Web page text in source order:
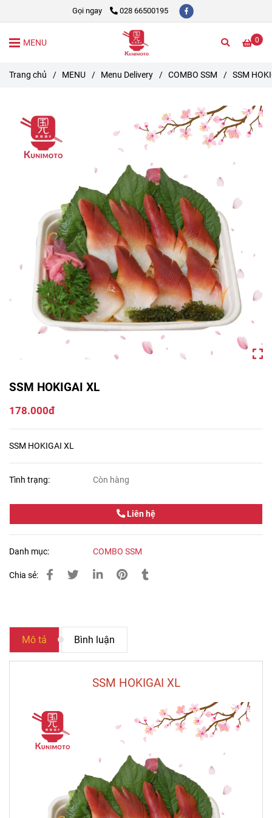
Gọi ngay 028 66500195
0
MENU
Trang chủ / MENU / Menu Delivery / COMBO SSM / SSM
SSM HOKIGAI XL
178.000đ
SSM HOKIGAI XL
Tình trạng: Còn hàng
Liên hệ
Danh mục: COMBO SSM
Chia sẻ:
Mô tả Bình luận
SSM HOKIGAI XL